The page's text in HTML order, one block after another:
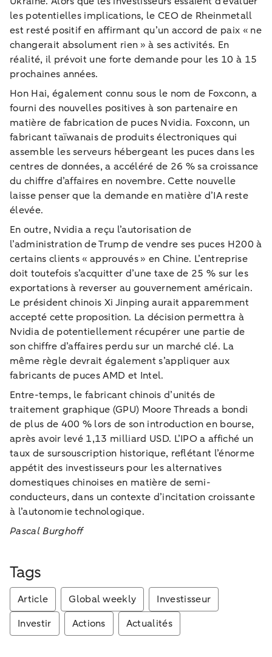
les potentielles implications, le CEO de Rheinmetall
est resté positif en affirmant qu’un accord de paix « ne
changerait absolument rien » à ses activités. En
réalité, il prévoit une forte demande pour les 10 à 15
prochaines années.
Hon Hai, également connu sous le nom de Foxconn, a
fourni des nouvelles positives à son partenaire en
matière de fabrication de puces Nvidia. Foxconn, un
fabricant taïwanais de produits électroniques qui
assemble les serveurs hébergeant les puces dans les
centres de données, a accéléré de 26 % sa croissance
du chiffre d’affaires en novembre. Cette nouvelle
laisse penser que la demande en matière d’IA reste
élevée.
En outre, Nvidia a reçu l’autorisation de
l’administration de Trump de vendre ses puces H200 à
certains clients « approuvés » en Chine. L’entreprise
doit toutefois s’acquitter d’une taxe de 25 % sur les
exportations à reverser au gouvernement américain.
Le président chinois Xi Jinping aurait apparemment
accepté cette proposition. La décision permettra à
Nvidia de potentiellement récupérer une partie de
son chiffre d’affaires perdu sur un marché clé. La
même règle devrait également s’appliquer aux
fabricants de puces AMD et Intel.
Entre-temps, le fabricant chinois d’unités de
traitement graphique (GPU) Moore Threads a bondi
de plus de 400 % lors de son introduction en bourse,
après avoir levé 1,13 milliard USD. L’IPO a affiché un
taux de sursouscription historique, reflétant l’énorme
appétit des investisseurs pour les alternatives
domestiques chinoises en matière de semi-
conducteurs, dans un contexte d’incitation croissante
à l’autonomie technologique.
Pascal Burghoff
Tags
Article Global weekly
Investisseur
Investir
Actions Actualités